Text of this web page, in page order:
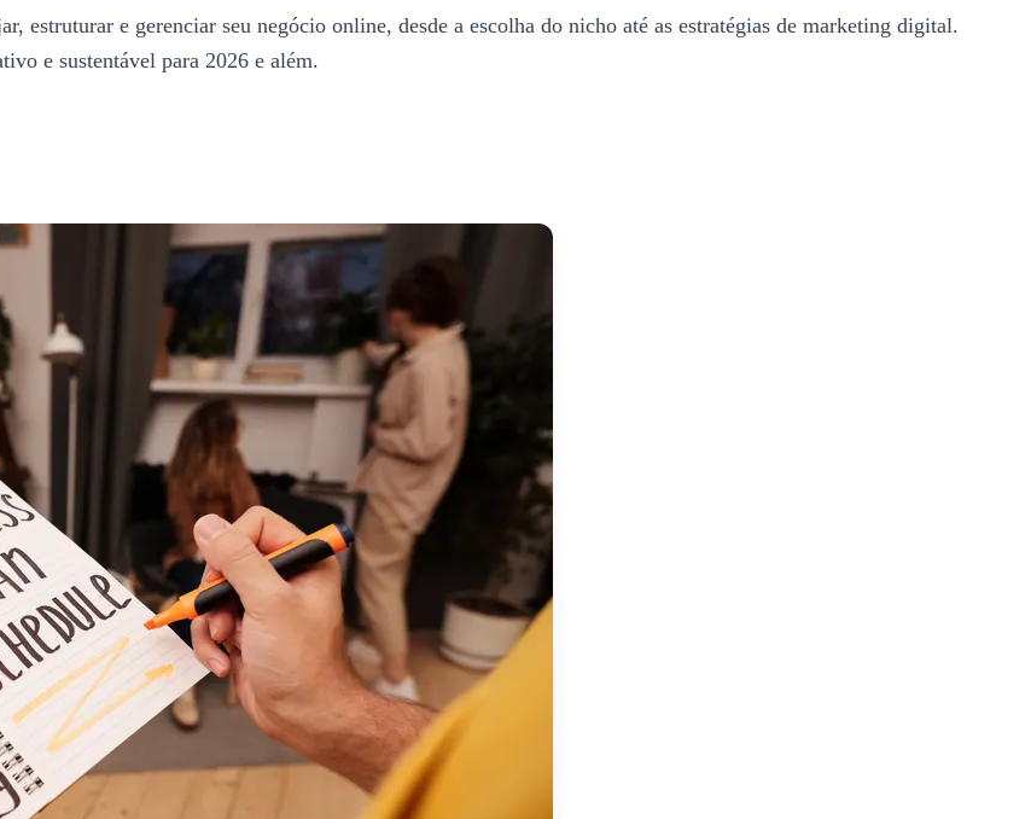
estruturar e gerenciar seu negócio online, desde a escolha do nicho até as estratégias de marketing digital.
e sustentável para 2026 e além.